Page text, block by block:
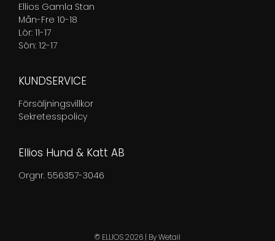
Ellios Gamla Stan
Mån-Fre 10-18
Lör: 11-17
Sön: 12-17
KUNDSERVICE
Försäljningsvillkor
Sekretesspolicy
Ellios Hund & Katt AB
Orgnr. 556357-3046
© ELLIOS 2026 | ByWetail